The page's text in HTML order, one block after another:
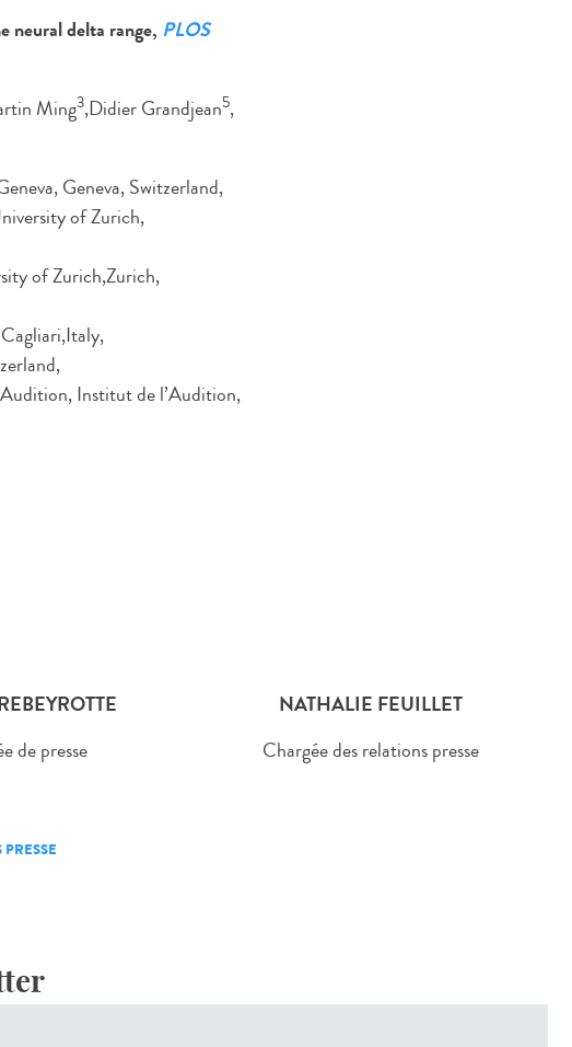
neural delta range, PLOS
Ming3,Didier Grandjean5,
Geneva, Switzerland,
of Zurich,
of Zurich,Zurich,
Institut de l’Audition,
de presse
NATHALIE FEUILLET
Chargée des relations presse